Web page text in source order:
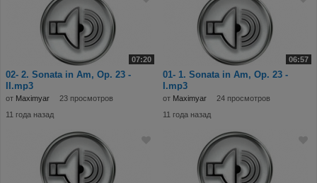
07:20
02- 2. Sonata in Am, Op. 23 -
II.mp3
от Maximyar
23 просмотров
11 года назад
06:57
01- 1. Sonata in Am, Op. 23 -
I.mp3
от Maximyar
24 просмотров
11 года назад